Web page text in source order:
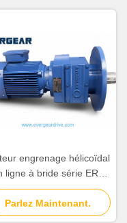
engrenage hélicoïdal
ligne à bride série ERF
plage de puissance de
kW à 200 kW et rapport
de 3,4 à 285,61
Parlez Maintenant.